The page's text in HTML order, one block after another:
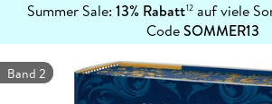
Summer Sale: 13% Rabatt12auf viele
CodeSOMMER13
erfahren
Band 2